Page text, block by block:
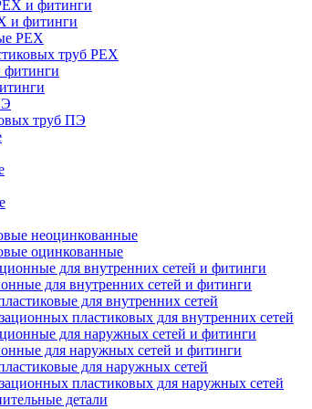
и фитинги
PEX
труб PEX
труб ПЭ
неоцинкованные
оцинкованные
для внутренних сетей и фитинги
для внутренних сетей
пластиковых для внутренних сетей
для наружных сетей и фитинги
для наружных сетей
пластиковых для наружных сетей